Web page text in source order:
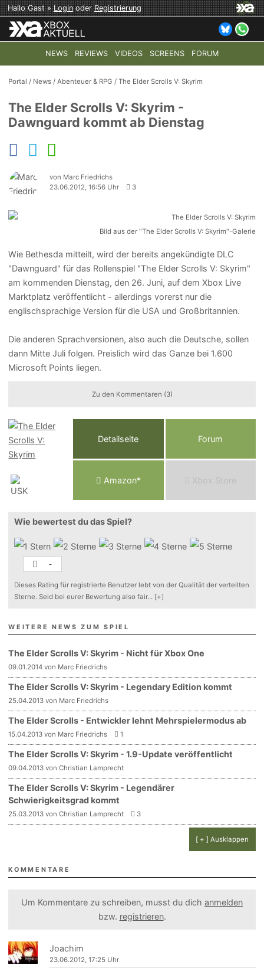
Hallo Gast »LoginoderRegistrierung
NEWS REVIEWS VIDEOS SCREENS FORUM
TOP-THEMEN: COD: MODERN WARFARE 4 HALO:
Portal / News /Abenteuer & RPG /The Elder Scrolls V: Skyrim
The Elder Scrolls V: Skyrim -
Dawnguard kommt ab Dienstag
von Marc Friedrichs
23.06.2012, 16:56 Uhr
3
Bild aus der "The Elder Scrolls V: Skyrim"-Galerie
Wie Bethesda mitteilt, wird der bereits angekündigte DLC
"Dawnguard" für das Rollenspiel "The Elder Scrolls V: Skyrim"
am kommenden Dienstag, den 26. Juni, auf dem Xbox Live
Marktplatz veröffentlicht - allerdings vorerst nur die
englischsprachige Version für die USA und Großbritannien.
Die anderen Sprachversionen, also auch die Deutsche, sollen
dann Mitte Juli folgen. Preislich wird das Ganze bei 1.600
Microsoft Points liegen.
Zu den Kommentaren (3)
Detailseite Forum
Amazon* Xbox Store
Wie bewertest du das Spiel?
-
Dieses Rating für registrierte Benutzer lebt von der Qualität der verteilten
Sterne. Seid bei eurer Bewertung also fair... [+]
WEITERE NEWS ZUM SPIEL
The Elder Scrolls V: Skyrim - Nicht für Xbox One
09.01.2014 von Marc Friedrichs
The Elder Scrolls V: Skyrim - Legendary Edition kommt
25.04.2013 von Marc Friedrichs
The Elder Scrolls - Entwickler lehnt Mehrspielermodus ab
15.04.2013 von Marc Friedrichs 1
The Elder Scrolls V: Skyrim - 1.9-Update veröffentlicht
09.04.2013 von Christian Lamprecht
The Elder Scrolls V: Skyrim - Legendärer
Schwierigkeitsgrad kommt
25.03.2013 von Christian Lamprecht 3
[ + ] Ausklappen
KOMMENTARE
Um Kommentare zu schreiben, musst du dich anmelden
bzw. registrieren.
Joachim
23.06.2012, 17:25 Uhr